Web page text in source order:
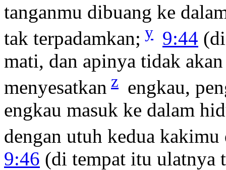
tanganmu dibuang ke
tak terpadamkan; y 9:44
mati, dan apinya tidak
menyesatkan z engkau,
engkau masuk ke dalam
dengan utuh kedua
9:46 (di tempat itu ulatnya